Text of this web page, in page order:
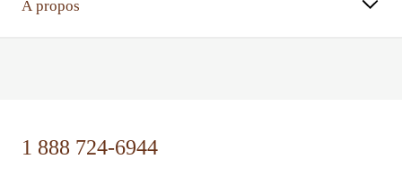
À propos
1 888 724-6944